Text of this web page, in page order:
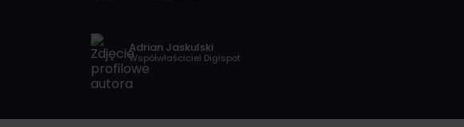
Adrian Jaskulski
Współwłaściciel Digispot